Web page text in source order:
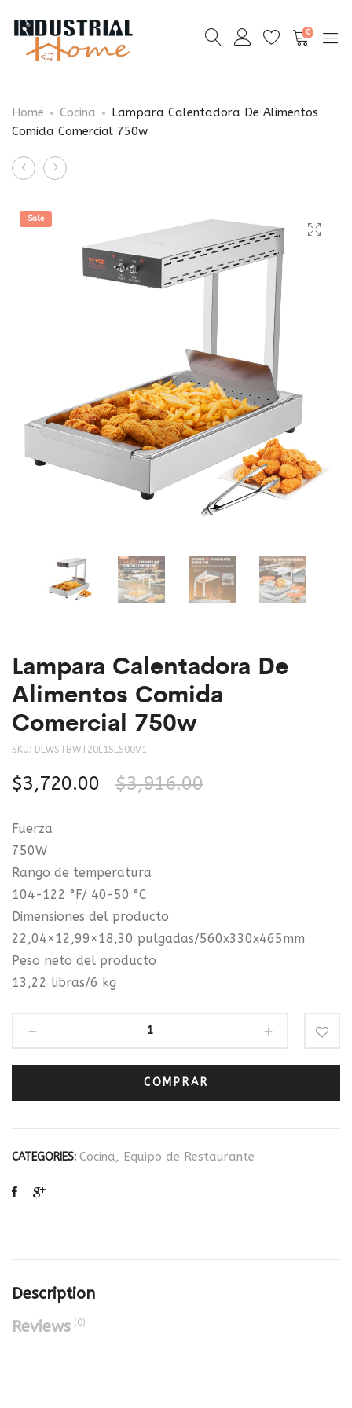
0
Home Cocina
Lampara Calentadora De Alimentos
Comida Comercial 750w
Product
Podadora
Arboles
Motosierra
Inalambrica
Extensiones
Cuchillas
Montacarga
Tarimas
Sale
Lampara Calentadora De
Alimentos Comida
Comercial 750w
SKU: DLWSTBWT20L1SLS00V1
$3,916.00
$3,720.00
Fuerza
750W
Rango de temperatura
104-122 °F/ 40-50 °C
Dimensiones del producto
22,04×12,99×18,30 pulgadas/560x330x465mm
Peso neto del producto
13,22 libras/6 kg
COMPRAR
CATEGORIES: Cocina, Equipo de Restaurante
Description
Reviews(0)